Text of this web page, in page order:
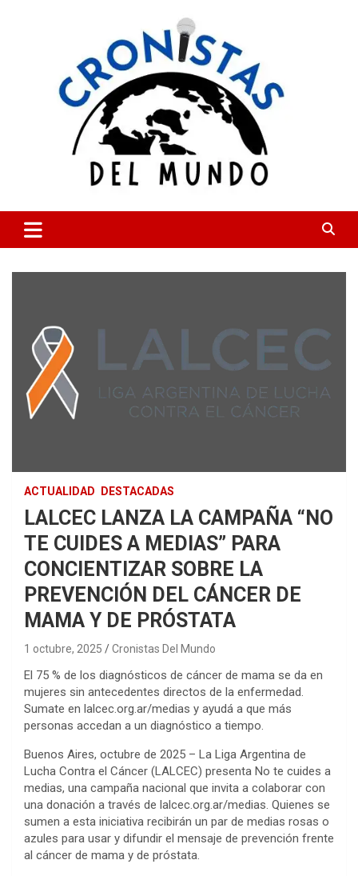
CRONISTAS DEL MUNDO
ACTUALIDAD DESTACADAS
LALCEC LANZA LA CAMPAÑA “NO
TE CUIDES A MEDIAS” PARA
CONCIENTIZAR SOBRE LA
PREVENCIÓN DEL CÁNCER DE
MAMA Y DE PRÓSTATA
1 octubre, 2025 Cronistas Del Mundo
El 75 % de los diagnósticos de cáncer de mama se da en
mujeres sin antecedentes directos de la enfermedad.
Sumate en lalcec.org.ar/medias y ayudá a que más
personas accedan a un diagnóstico a tiempo.
Buenos Aires, octubre de 2025 – La Liga Argentina de
Lucha Contra el Cáncer (LALCEC) presenta No te cuides a
medias, una campaña nacional que invita a colaborar con
una donación a través de lalcec.org.ar/medias. Quienes se
sumen a esta iniciativa recibirán un par de medias rosas o
azules para usar y difundir el mensaje de prevención frente
al cáncer de mama y de próstata.